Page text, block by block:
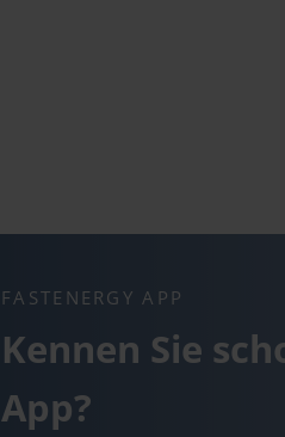
FASTENERGY APP
Kennen Sie
App?